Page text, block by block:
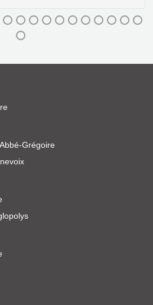
Grégoire